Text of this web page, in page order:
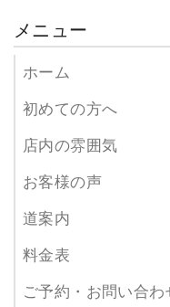
メニュー
ホーム
初めての方へ
店内の雰囲気
お客様の声
道案内
料金表
ご予約・お問い合わ